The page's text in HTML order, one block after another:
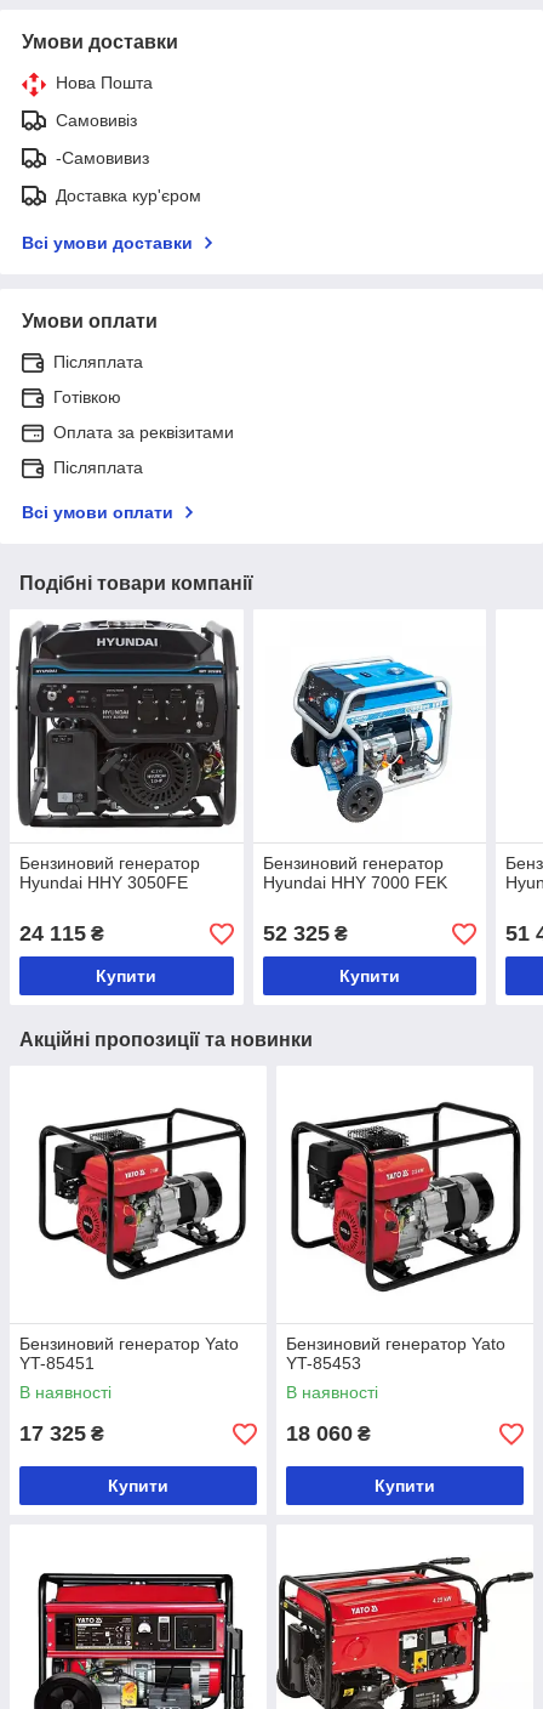
Умови доставки
Нова Пошта
Самовивіз
-Самовивиз
Доставка кур'єром
Всі умови доставки
Умови оплати
Післяплата
Готівкою
Оплата за реквізитами
Післяплата
Всі умови оплати
Подібні товари компанії
Бензиновий генератор
Hyundai HHY 3050FE
24 115 ₴
Купити
Бензиновий генератор
Hyundai HHY 7000 FEK
52 325₴
Купити
51
Акційні пропозиції та новинки
Бензиновий генератор Yato
YT-85451
В наявності
17 325 ₴
Купити
Бензиновий генератор Yato
YT-85453
В наявності
18 060 ₴
Купити